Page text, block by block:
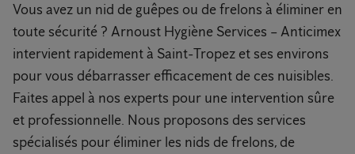
Vous avez un nid de guêpes ou de frelons à éliminer en
toute sécurité ? Arnoust Hygiène Services – Anticimex
intervient rapidement à Saint-Tropez et ses environs
pour vous débarrasser efficacement de ces nuisibles.
Faites appel à nos experts pour une intervention sûre
et professionnelle. Nous proposons des services
spécialisés pour éliminer les nids de frelons, de